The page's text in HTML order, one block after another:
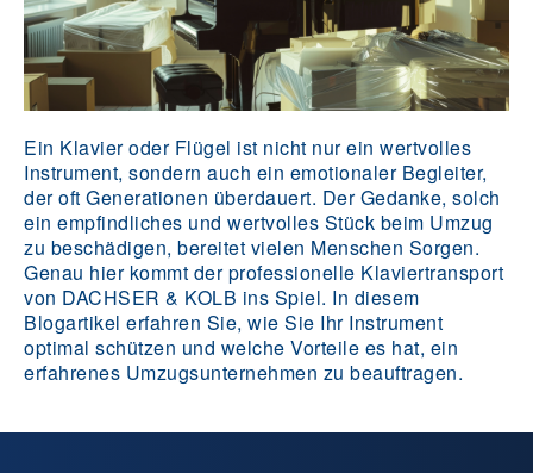
Ein Klavier oder Flügel ist nicht nur ein wertvolles
Instrument, sondern auch ein emotionaler Begleiter,
der oft Generationen überdauert. Der Gedanke, solch
ein empfindliches und wertvolles Stück beim Umzug
zu beschädigen, bereitet vielen Menschen Sorgen.
Genau hier kommt der professionelle Klaviertransport
von DACHSER & KOLB ins Spiel. In diesem
Blogartikel erfahren Sie, wie Sie Ihr Instrument
optimal schützen und welche Vorteile es hat, ein
erfahrenes Umzugsunternehmen zu beauftragen.